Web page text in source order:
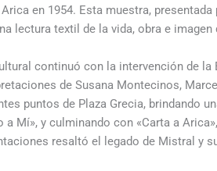
en 1954. Esta muestra,
lectura textil de la vida, obra e
continuó con la intervención de la
de Susana Montecinos,
puntos de Plaza Grecia, brindando
a Mí», y culminando con «Carta a
resaltó el legado de Mistral y